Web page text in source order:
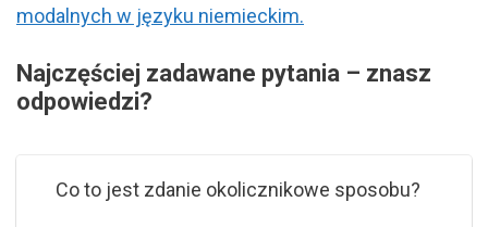
modalnych w języku niemieckim.
Najczęściej zadawane pytania – znasz
odpowiedzi?
Co to jest zdanie okolicznikowe sposobu?